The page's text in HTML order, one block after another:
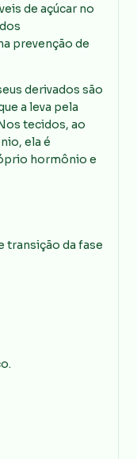
de açúcar no
prevenção de
derivados são
a leva pela
tecidos, ao
ela é
hormônio e
transição da fase